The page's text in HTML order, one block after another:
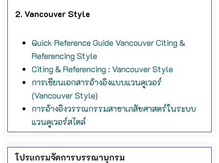
2. Vancouver Style
Quick Reference Guide Vancouver Citing &
Referencing Style
Citing & Referencing : Vancouver Style
การเขียนเอกสารอ้างอิงแบบแวนคูเวอร์
(Vancouver Style)
การอ้างอิงวรรณกรรมสาขาเภสัชศาสตร์ในระบบ
แวนคูเวอร์สไตล์
โปรแกรมจัดการบรรณานุกรม